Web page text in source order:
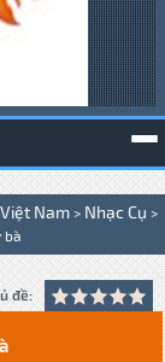
Nam > Nhạc Cụ >
bà
đề: